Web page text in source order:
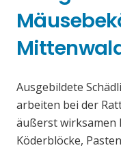
Ausgebildete
arbeiten bei der
äußerst wirksamen
Köderblöcke,